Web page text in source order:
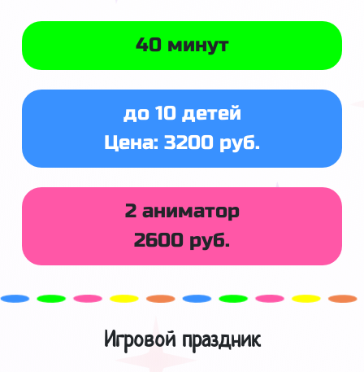
40 минут
до 10 детей
Цена: 3200 руб.
2 аниматор
2600 руб.
Игровой праздник